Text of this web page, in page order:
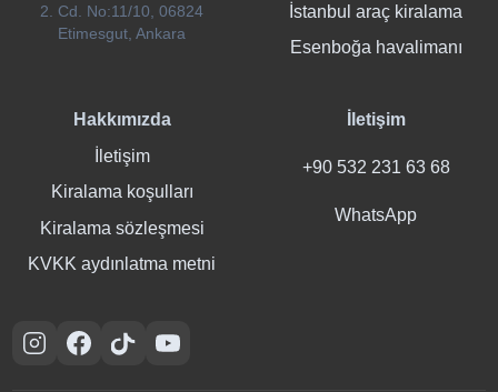
2. Cd. No:11/10, 06824
Etimesgut, Ankara
İstanbul araç kiralama
Esenboğa havalimanı
Hakkımızda
İletişim
Kiralama koşulları
Kiralama sözleşmesi
KVKK aydınlatma metni
İletişim
+90 532 231 63 68
WhatsApp
InstagramFacebook
TikTokYouTube